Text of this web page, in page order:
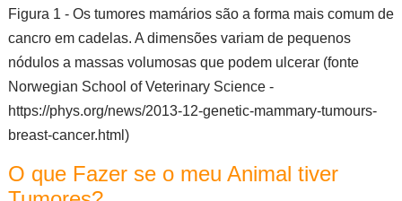
Figura 1 - Os tumores mamários são a forma mais comum de
cancro em cadelas. A dimensões variam de pequenos
nódulos a massas volumosas que podem ulcerar (fonte
Norwegian School of Veterinary Science -
https://phys.org/news/2013-12-genetic-mammary-tumours-
breast-cancer.html)
O que Fazer se o meu Animal tiver